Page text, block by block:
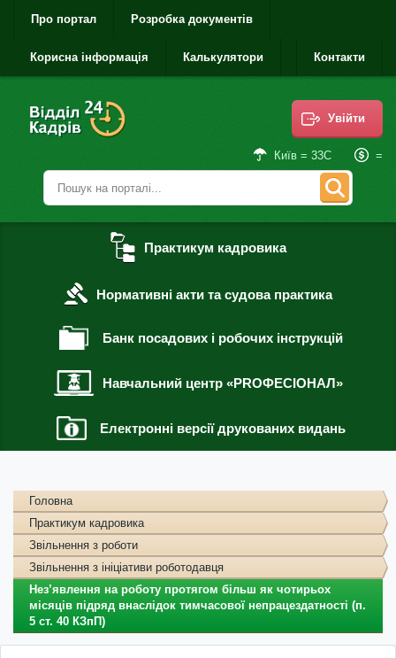
Про портал Розробка документів
Корисна інформація Калькулятори Контакти
Увійти
Київ = 33С =
Практикум кадровика
Нормативні акти та судова практика
Банк посадових і робочих інструкцій
Навчальний центр «PROФЕСІОНАЛ»
Електронні версії друкованих видань
Головна
Практикум кадровика
Звільнення з роботи
Звільнення з ініціативи роботодавця
Нез’явлення на роботу протягом більш як чотирьох
місяців підряд внаслідок тимчасової непрацездатності (п.
5 ст. 40 КЗпП)